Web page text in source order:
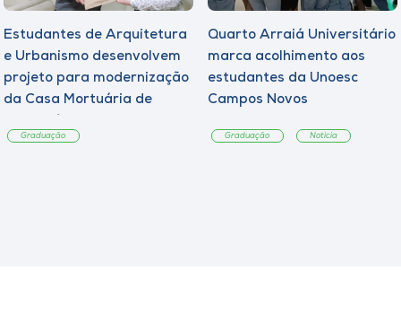
Estudantes de Arquitetura
e Urbanismo desenvolvem
projeto para modernização
da Casa Mortuária de
Graduação
Quarto Arraiá Universitário
marca acolhimento aos
estudantes da Unoesc
Campos Novos
Graduação Notícia